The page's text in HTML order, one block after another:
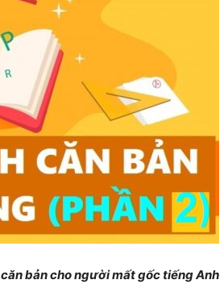
bản cho người mất gốc tiếng Anh